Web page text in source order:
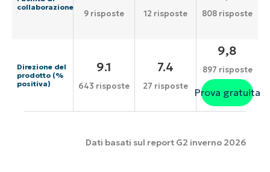
collaborazione
9 risposte 12 risposte 808 risposte
Direzione del
prodotto (%
positiva)
9.1
643 risposte
7.4
27 risposte
9,8
897 risposte
Prova gratuita
Dati basati sul report G2 inverno 2026